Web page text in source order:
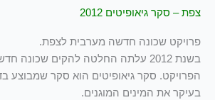
צפת – סקר גיאופיטים 2012
פרויקט שכונה חדשה מערבית לצפת.
בשנת 2012 עלתה החלטה להקים
הפרויקט. סקר גיאופיטים הוא סקר שמבוצע
בעיקר את המינים המוגנים.